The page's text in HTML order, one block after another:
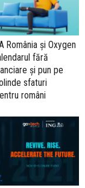
România și Oxygen
fără
și pun pe
sfaturi
români